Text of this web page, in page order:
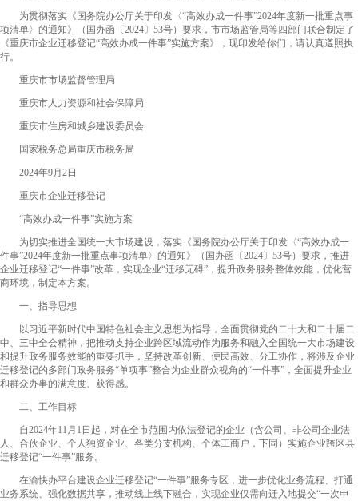
为贯彻落实 《国务院办公厅关于印发〈“高效办成一件事”2024年度新一批重点事
项清单〉的通知》
（ 国办函〔2024〕53号）要求，市市场监管局等四部门联合制定了
《重庆市企业迁移登记“高效办成一件事”实施方案》，现印发给你们，请认真遵照执
行。
重庆市市场监督管理局
重庆市人力资源和社会保障局
重庆市住房和城乡建设委员会
国家税务总局重庆市税务局
2024年9月2日
重庆市企业迁移登记
“高效办成一件事”实施方案
为切实推进全国统一大市场建设，落实《国务院办公厅关于印发〈“高效办成一
件事”2024年度新一批重点事项清单〉的通知》（国办函〔2024〕53号）要求，推进
企业迁移登记“一件事”改革，实现企业“迁移无碍”，提升政务服务整体效能，优化营
商环境，制定本方案。
一、指导思想
以习近平新时代中国特色社会主义思想为指导，全面贯彻党的二十大和二十届二
中、三中全会精神，把推动支持企业跨区域流动作为服务和融入全国统一大市场建设
和提升政务服务效能的重要抓手，坚持改革创新、便民高效、分工协作，将涉及企业
迁移登记的多部门政务服务“单项事”整合为企业群众视角的“一件事”，全面提升企业
和群众办事的满意度、获得感。
二、工作目标
自2024年11月1日起，对在全市范围内依法登记的企业（含公司、非公司企业法
人、合伙企业、个人独资企业、各类分支机构、个体工商户，下同）实施企业跨区县
迁移登记“一件事”服务。
在渝快办平台建设企业迁移登记“一件事”服务专区，进一步优化业务流程、打通
业务系统、强化数据共享，推动线上线下融合，实现企业仅需向迁入地提交“一次申